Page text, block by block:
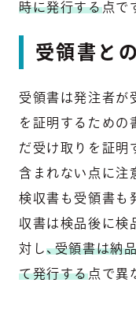
時に発行する点で
受領書と
受領書は発注者が
を証明するための
だ受け取りを証明
含まれない点に注
検収書も受領書も
収書は検品後に検
対し、受領書は納
て発行する点で異